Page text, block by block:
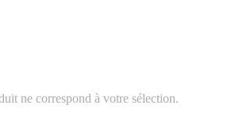
ne correspond à votre sélection.